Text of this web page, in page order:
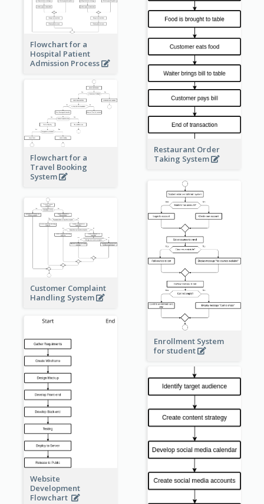
Restaurant Order
Taking System
Flowchart for a
Hospital Patient
Admission Process
Flowchart for a
Travel Booking
System
Enrollment System
for student
Customer Complaint
Handling System
Website
Development
Flowchart